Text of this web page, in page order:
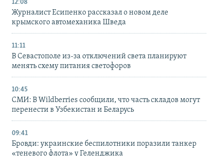
12:08
Журналист Есипенко рассказал о новом деле
крымского автомеханика Шведа
11:11
В Севастополе из-за отключений света планируют
менять схему питания светофоров
10:45
СМИ: В Wildberries сообщили, что часть складов могут
перенести в Узбекистан и Беларусь
09:41
Бровди: украинские беспилотники поразили танкер
«теневого флота» у Геленджика